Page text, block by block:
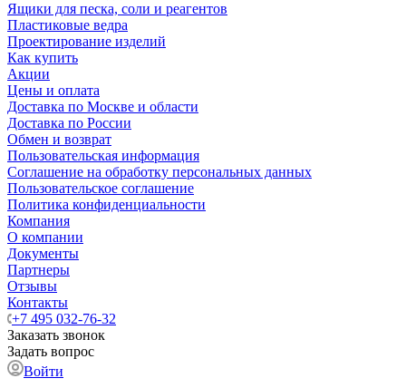
Ящики для песка, соли и реагентов
Пластиковые ведра
Проектирование изделий
Как купить
Акции
Цены и оплата
Доставка по Москве и области
Доставка по России
Обмен и возврат
Пользовательская информация
Соглашение на обработку персональных данных
Пользовательское соглашение
Политика конфиденциальности
Компания
О компании
Документы
Партнеры
Отзывы
Контакты
+7 495 032-76-32
Заказать звонок
Задать вопрос
Войти